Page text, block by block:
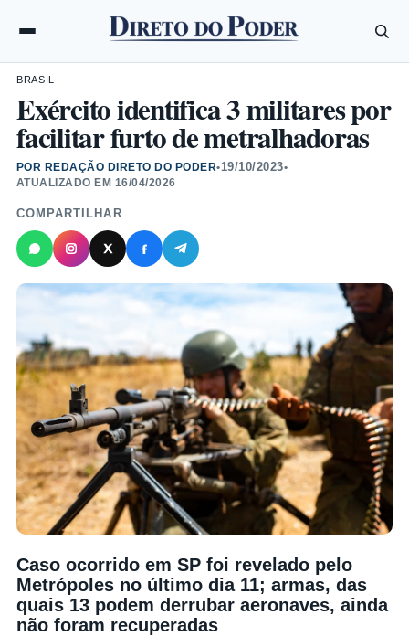
BRASIL
Exército identifica 3 militares por
facilitar furto de metralhadoras
POR REDAÇÃO DIRETO DO PODER•19/10/2023•
ATUALIZADO EM 16/04/2026
COMPARTILHAR
Caso ocorrido em SP foi revelado pelo
Metrópoles no último dia 11; armas, das
quais 13 podem derrubar aeronaves, ainda
não foram recuperadas